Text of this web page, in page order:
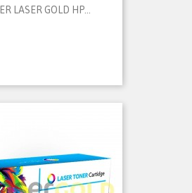
LASER GOLD HP...